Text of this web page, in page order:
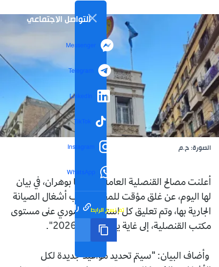
التواصل الاجتماعي
Messenger
Telegram
LinkedIn
TikTok
Instagram
WhatsApp
رابط مختصر تم نسخ الرابط
الصورة: ح.م
أعلنت مصالح القنصلية العامة لإسبانيا بوهران، في بيان
لها اليوم، عن غلق مؤقت للمقر "بسبب أشغال الصيانة
الجارية بها، وتم تعليق كل استقبال حضوري على مستوى
مكتب القنصلية، إلى غاية يوم 7 جوان 2026".
وأضاف البيان: "سيتم تحديد مواعيد جديدة لكل